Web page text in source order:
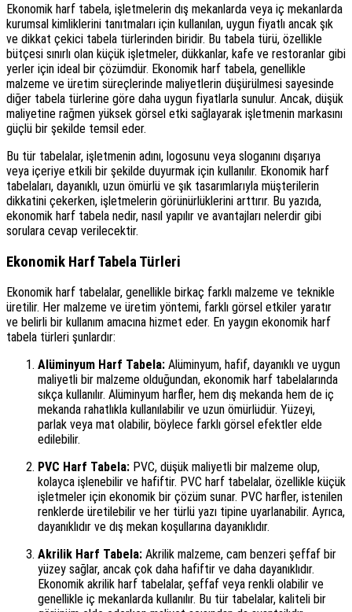
Ekonomik harf tabela, işletmelerin dış mekanlarda veya iç mekanlarda
kurumsal kimliklerini tanıtmaları için kullanılan, uygun fiyatlı ancak şık
ve dikkat çekici tabela türlerinden biridir. Bu tabela türü, özellikle
bütçesi sınırlı olan küçük işletmeler, dükkanlar, kafe ve restoranlar gibi
yerler için ideal bir çözümdür. Ekonomik harf tabela, genellikle
malzeme ve üretim süreçlerinde maliyetlerin düşürülmesi sayesinde
diğer tabela türlerine göre daha uygun fiyatlarla sunulur. Ancak, düşük
maliyetine rağmen yüksek görsel etki sağlayarak işletmenin markasını
güçlü bir şekilde temsil eder.
Bu tür tabelalar, işletmenin adını, logosunu veya sloganını dışarıya
veya içeriye etkili bir şekilde duyurmak için kullanılır. Ekonomik harf
tabelaları, dayanıklı, uzun ömürlü ve şık tasarımlarıyla müşterilerin
dikkatini çekerken, işletmelerin görünürlüklerini arttırır. Bu yazıda,
ekonomik harf tabela nedir, nasıl yapılır ve avantajları nelerdir gibi
sorulara cevap verilecektir.
Ekonomik Harf Tabela Türleri
Ekonomik harf tabelalar, genellikle birkaç farklı malzeme ve teknikle
üretilir. Her malzeme ve üretim yöntemi, farklı görsel etkiler yaratır
ve belirli bir kullanım amacına hizmet eder. En yaygın ekonomik harf
tabela türleri şunlardır:
Alüminyum Harf Tabela: Alüminyum, hafif, dayanıklı ve uygun
maliyetli bir malzeme olduğundan, ekonomik harf tabelalarında
sıkça kullanılır. Alüminyum harfler, hem dış mekanda hem de iç
mekanda rahatlıkla kullanılabilir ve uzun ömürlüdür. Yüzeyi,
parlak veya mat olabilir, böylece farklı görsel efektler elde
edilebilir.
PVC Harf Tabela: PVC, düşük maliyetli bir malzeme olup,
kolayca işlenebilir ve hafiftir. PVC harf tabelalar, özellikle küçük
işletmeler için ekonomik bir çözüm sunar. PVC harfler, istenilen
renklerde üretilebilir ve her türlü yazı tipine uyarlanabilir. Ayrıca,
dayanıklıdır ve dış mekan koşullarına dayanıklıdır.
Akrilik Harf Tabela: Akrilik malzeme, cam benzeri şeffaf bir
yüzey sağlar, ancak çok daha hafiftir ve daha dayanıklıdır.
Ekonomik akrilik harf tabelalar, şeffaf veya renkli olabilir ve
genellikle iç mekanlarda kullanılır. Bu tür tabelalar, kaliteli bir